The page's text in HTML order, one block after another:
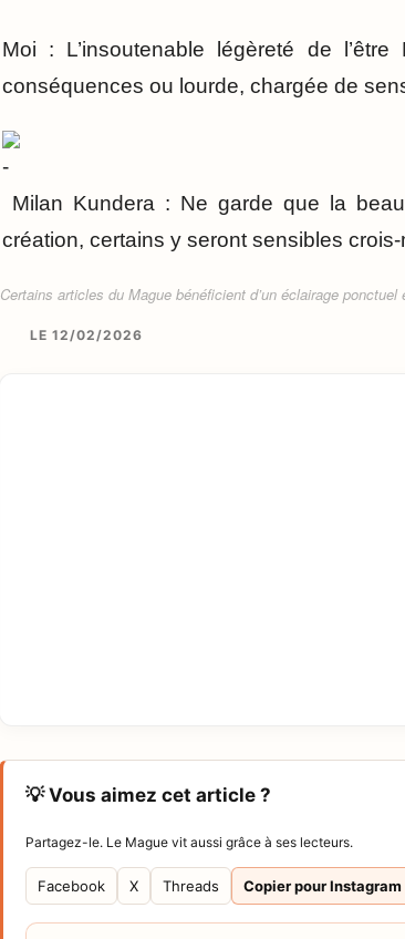
Moi : L’insoutenable légèreté de
conséquences ou lourde, chargée de
Milan Kundera : Ne garde que la
création, certains y seront sensibles crois-
Certains articles du Mague bénéficient d’un éclairage
LE 12/02/2026
💡 Vous aimez cet article ?
Partagez-le. Le Mague vit aussi grâce à ses lecteurs.
Facebook X Threads Copier pour Instagram